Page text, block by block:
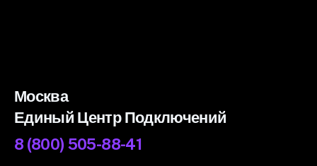
Москва
Единый Центр Подключений
8 (800) 505-88-41